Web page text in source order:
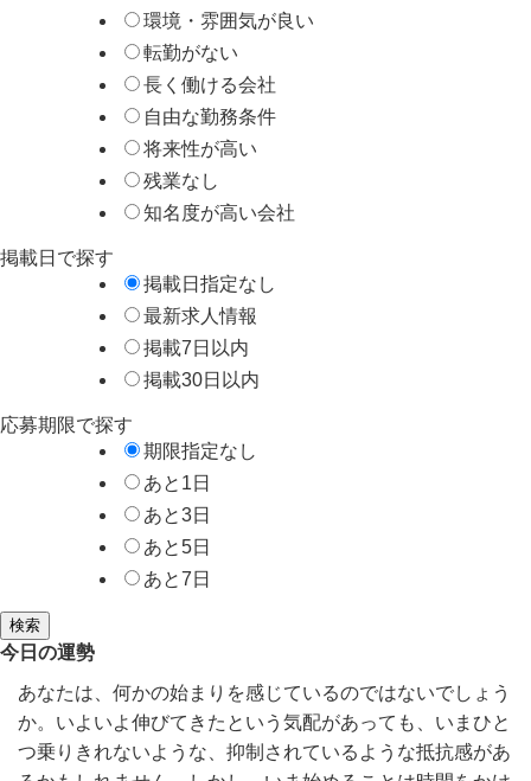
環境・雰囲気が良い
転勤がない
長く働ける会社
自由な勤務条件
将来性が高い
残業なし
知名度が高い会社
掲載日で探す
掲載日指定なし
最新求人情報
掲載7日以内
掲載30日以内
応募期限で探す
期限指定なし
あと1日
あと3日
あと5日
あと7日
検索
今日の運勢
あなたは、何かの始まりを感じているのではないでしょう
か。いよいよ伸びてきたという気配があっても、いまひと
つ乗りきれないような、抑制されているような抵抗感があ